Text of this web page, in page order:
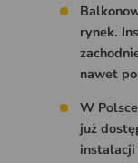
rynek.
nawet
W
już
instalacji